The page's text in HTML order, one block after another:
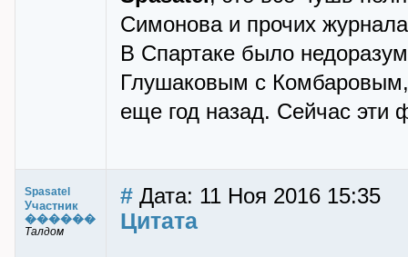
Симонова и прочих
В Спартаке было
Глушаковым с
еще год назад. Сейчас эти
Spasatel
Участник
������
Талдом
# Дата: 11 Ноя 2016 15:35
Цитата